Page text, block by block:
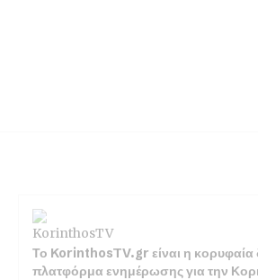
Το KorinthosTV.gr είναι η κορυφαία
πλατφόρμα ενημέρωσης για την